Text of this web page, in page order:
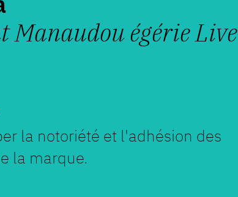
Manaudou égérie Live
la notoriété et l'adhésion des
la marque.